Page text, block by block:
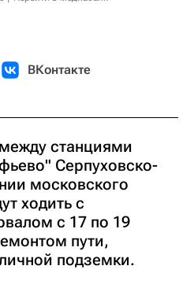
ВКонтакте
станциями
Серпуховско-
московского
ходить с
с 17 по 19
пути,
подземки.